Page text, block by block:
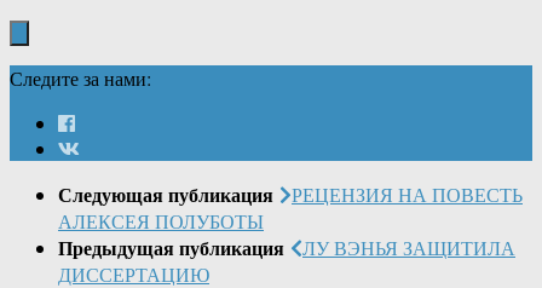
Следите за нами:
Следующая публикация
РЕЦЕНЗИЯ НА ПОВЕСТЬ
АЛЕКСЕЯ ПОЛУБОТЫ
Предыдущая публикация
ЛУ ВЭНЬЯ ЗАЩИТИЛА
ДИССЕРТАЦИЮ